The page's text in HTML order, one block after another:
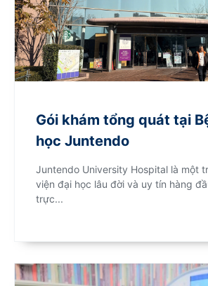
Gói khám tổng quát tại
học Juntendo
Juntendo University Hospital là một
viện đại học lâu đời và uy tín hàng
trực...